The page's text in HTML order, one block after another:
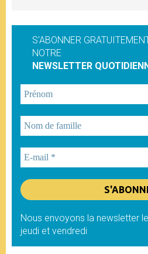
S'ABONNER
NOTRE
NEWSLETTER
Nous envoyons la newsletter
jeudi et vendredi